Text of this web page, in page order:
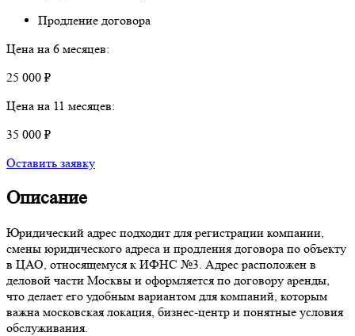
Продление договора
Цена на 6 месяцев:
25 000 ₽
Цена на 11 месяцев:
35 000 ₽
Оставить заявку
Описание
Юридический адрес подходит для регистрации компании,
смены юридического адреса и продления договора по объекту
в ЦАО, относящемуся к ИФНС №3. Адрес расположен в
деловой части Москвы и оформляется по договору аренды,
что делает его удобным вариантом для компаний, которым
важна московская локация, бизнес-центр и понятные условия
обслуживания.